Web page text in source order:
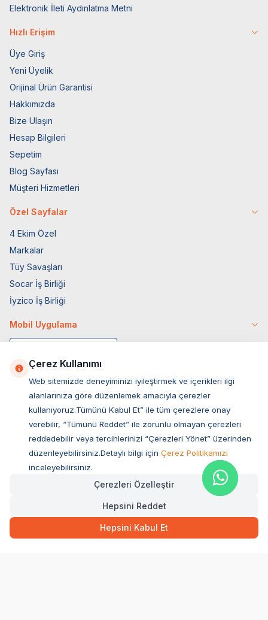
2.093,00TL Hızlı Teslimat Kargo Bedava
SEPETE EKLE
Elektronik İleti Aydınlatma Metni
Hızlı Erişim
Üye Giriş
Yeni Üyelik
Orijinal Ürün Garantisi
Hakkımızda
Bize Ulaşın
Hesap Bilgileri
Sepetim
Blog Sayfası
Müşteri Hizmetleri
Özel Sayfalar
4 Ekim Özel
Markalar
Tüy Savaşları
Socar İş Birliği
İyzico İş Birliği
Mobil Uygulama
Müşteri Hizmetleri
Sıkça Sorulan Sorular
Ovacık Mah. Hacıoğlu Sok. No:13 Başiskele / KOCAELİ
Müşteri Destek Hattı
Çerez Kullanımı
Web sitemizde deneyiminizi iyileştirmek ve içerikleri ilgi
alanlarınıza göre düzenlemek amacıyla çerezler
kullanıyoruz.Tümünü Kabul Et” ile tüm çerezlere onay
verebilir, “Tümünü Reddet” ile zorunlu olmayan çerezleri
reddedebilir veya tercihlerinizi “Çerezleri Yönet” üzerinden
düzenleyebilirsiniz.Detaylı bilgi için Çerez Politikamızı
inceleyebilirsiniz.
Çerezleri Özelleştir
Hepsini Reddet
Hepsini Kabul Et